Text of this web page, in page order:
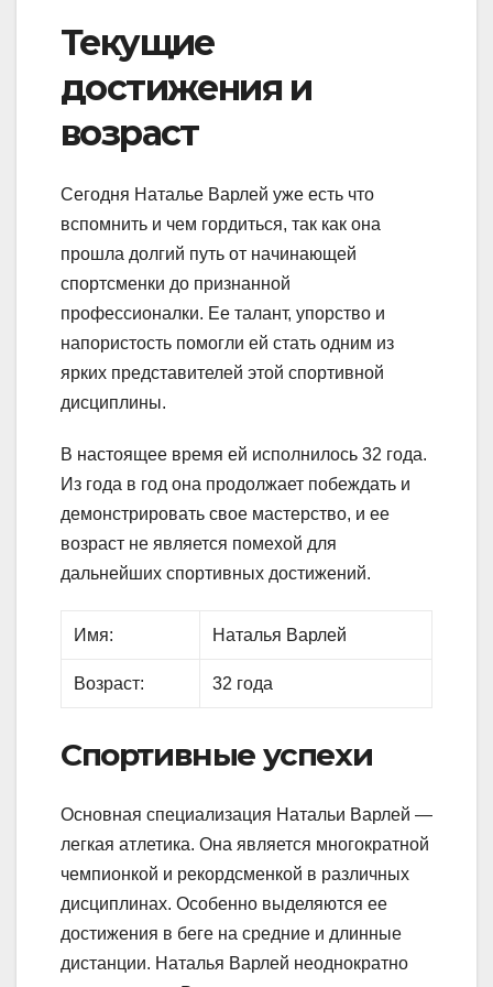
Текущие
достижения и
возраст
Сегодня Наталье Варлей уже есть что
вспомнить и чем гордиться, так как она
прошла долгий путь от начинающей
спортсменки до признанной
профессионалки. Ее талант, упорство и
напористость помогли ей стать одним из
ярких представителей этой спортивной
дисциплины.
В настоящее время ей исполнилось 32 года.
Из года в год она продолжает побеждать и
демонстрировать свое мастерство, и ее
возраст не является помехой для
дальнейших спортивных достижений.
Имя: Наталья Варлей
Возраст: 32 года
Спортивные успехи
Основная специализация Натальи Варлей —
легкая атлетика. Она является многократной
чемпионкой и рекордсменкой в различных
дисциплинах. Особенно выделяются ее
достижения в беге на средние и длинные
дистанции. Наталья Варлей неоднократно